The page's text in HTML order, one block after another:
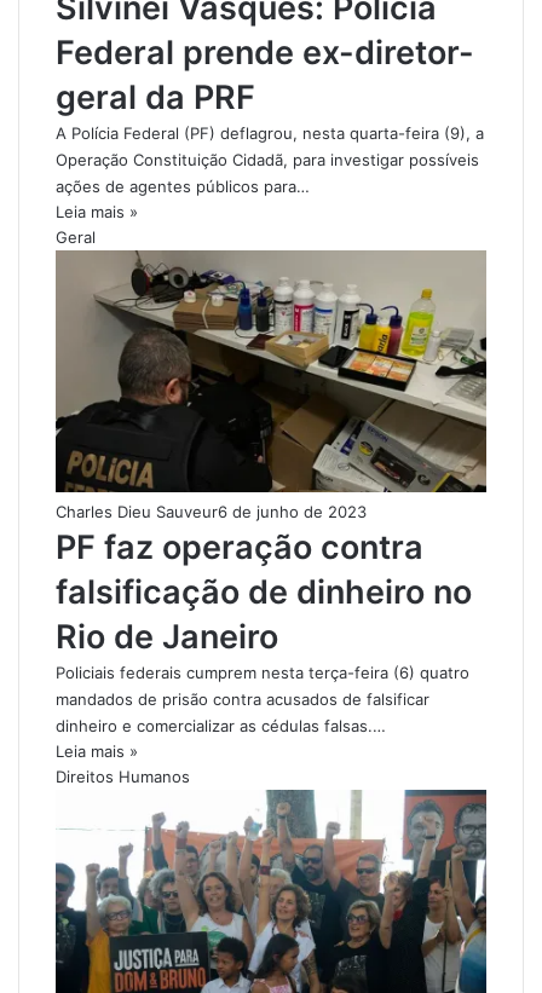
Federal prende ex-diretor-
geral da PRF
A Polícia Federal (PF) deflagrou, nesta quarta-feira (9), a
Operação Constituição Cidadã, para investigar possíveis
ações de agentes públicos para…
Leia mais »
Geral
Charles Dieu Sauveur6 de junho de 2023
PF faz operação contra
falsificação de dinheiro no
Rio de Janeiro
Policiais federais cumprem nesta terça-feira (6) quatro
mandados de prisão contra acusados de falsificar
dinheiro e comercializar as cédulas falsas.…
Leia mais »
Direitos Humanos